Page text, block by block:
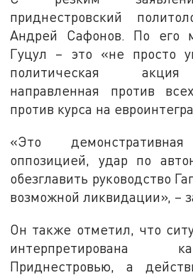
приднестровский
Андрей Сафонов. По его
Гуцул – это «не просто
политическая акция
направленная против
против курса на
«Это
оппозицией, удар по
обезглавить руководство
возможной ликвидации», –
Он также отметил, что
интерпретирована
Приднестровью, а